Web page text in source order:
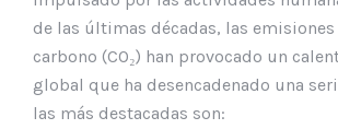
de las últimas décadas, las
carbono (CO₂) han provocado un
global que ha desencadenado una
las más destacadas son: